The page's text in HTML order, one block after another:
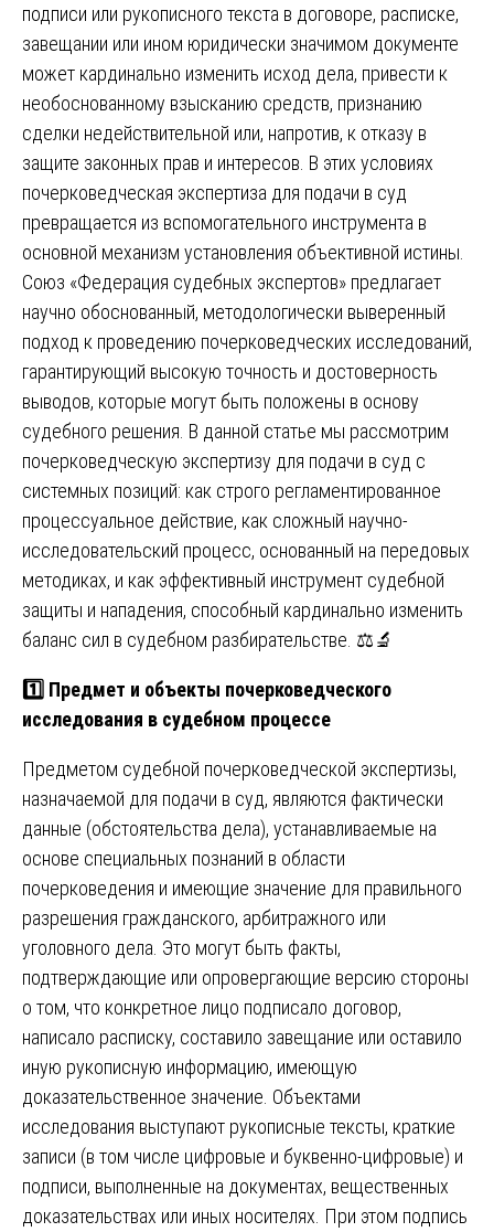
подписи или рукописного текста в договоре, расписке,
завещании или ином юридически значимом документе
может кардинально изменить исход дела, привести к
необоснованному взысканию средств, признанию
сделки недействительной или, напротив, к отказу в
защите законных прав и интересов. В этих условиях
почерковедческая экспертиза для подачи в суд
превращается из вспомогательного инструмента в
основной механизм установления объективной истины.
Союз «Федерация судебных экспертов» предлагает
научно обоснованный, методологически выверенный
подход к проведению почерковедческих исследований,
гарантирующий высокую точность и достоверность
выводов, которые могут быть положены в основу
судебного решения. В данной статье мы рассмотрим
почерковедческую экспертизу для подачи в суд с
системных позиций: как строго регламентированное
процессуальное действие, как сложный научно-
исследовательский процесс, основанный на передовых
методиках, и как эффективный инструмент судебной
защиты и нападения, способный кардинально изменить
баланс сил в судебном разбирательстве. ⚖️🔬
1️⃣ Предмет и объекты почерковедческого
исследования в судебном процессе
Предметом судебной почерковедческой экспертизы,
назначаемой для подачи в суд, являются фактически
данные (обстоятельства дела), устанавливаемые на
основе специальных познаний в области
почерковедения и имеющие значение для правильного
разрешения гражданского, арбитражного или
уголовного дела. Это могут быть факты,
подтверждающие или опровергающие версию стороны
о том, что конкретное лицо подписало договор,
написало расписку, составило завещание или оставило
иную рукописную информацию, имеющую
доказательственное значение. Объектами
исследования выступают рукописные тексты, краткие
записи (в том числе цифровые и буквенно-цифровые) и
подписи, выполненные на документах, вещественных
доказательствах или иных носителях. При этом подпись